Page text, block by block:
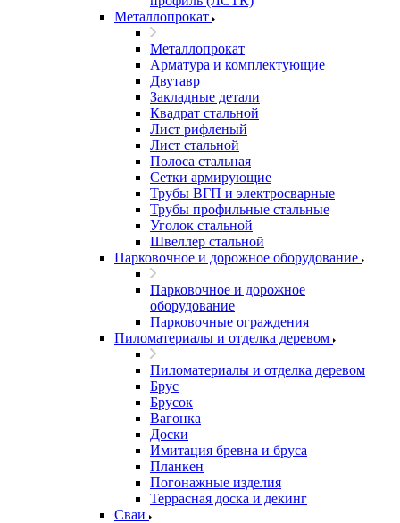
Металлопрокат
Металлопрокат
Арматура и комплектующие
Двутавр
Закладные детали
Квадрат стальной
Лист рифленый
Лист стальной
Полоса стальная
Сетки армирующие
Трубы ВГП и электросварные
Трубы профильные стальные
Уголок стальной
Швеллер стальной
Парковочное и дорожное оборудование
Парковочное и дорожное
оборудование
Парковочные ограждения
Пиломатериалы и отделка деревом
Пиломатериалы и отделка деревом
Брус
Брусок
Вагонка
Доски
Имитация бревна и бруса
Планкен
Погонажные изделия
Террасная доска и декинг
Сваи